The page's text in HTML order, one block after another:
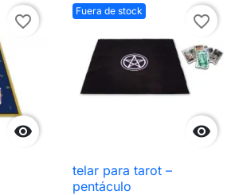

favorite_border
Fuera de stock

favorite_border
telar para tarot –
pentáculo